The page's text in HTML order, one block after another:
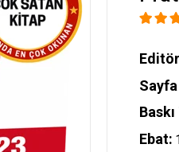
Sayfa
Ebat: